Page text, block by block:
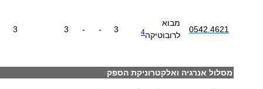
0542.4621
מבוא
לרובוטיקה4
3
-
-
3
3
מסלול אנרגיה ואלקטרוניקת הספק